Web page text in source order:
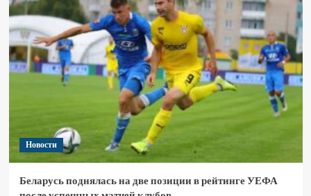
Новости
Беларусь поднялась на две позиции в рейтинге УЕФА